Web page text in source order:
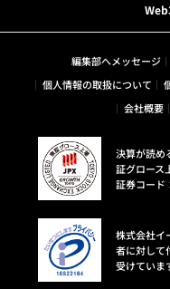
編集部へメッセージ
個人情報の取扱について
会社概要
決算が読め
証グロース
証券コード
株式会社イ
者に対して
受けていま